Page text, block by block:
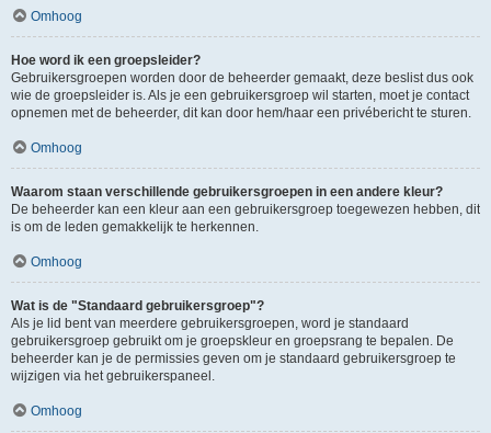
Omhoog
Hoe word ik een groepsleider?
Gebruikersgroepen worden door de beheerder gemaakt, deze beslist dus ook
wie de groepsleider is. Als je een gebruikersgroep wil starten, moet je contact
opnemen met de beheerder, dit kan door hem/haar een privébericht te sturen.
Omhoog
Waarom staan verschillende gebruikersgroepen in een andere kleur?
De beheerder kan een kleur aan een gebruikersgroep toegewezen hebben, dit
is om de leden gemakkelijk te herkennen.
Omhoog
Wat is de "Standaard gebruikersgroep"?
Als je lid bent van meerdere gebruikersgroepen, word je standaard
gebruikersgroep gebruikt om je groepskleur en groepsrang te bepalen. De
beheerder kan je de permissies geven om je standaard gebruikersgroep te
wijzigen via het gebruikerspaneel.
Omhoog